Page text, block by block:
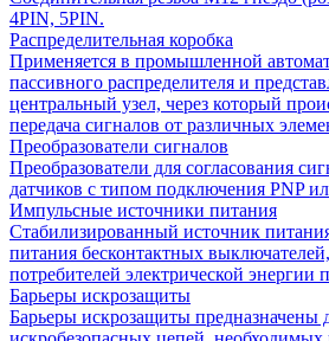
4PIN, 5PIN.
Распределительная коробка
Применяется в промышленной
пассивного распределителя и
центральный узел, через который
передача сигналов от различных
Преобразователи сигналов
Преобразователи для согласования
датчиков с типом подключения PNP
Импульсные источники питания
Стабилизированный источник
питания бесконтактных
потребителей электрической энергии
Барьеры искрозащиты
Барьеры искрозащиты предназначены